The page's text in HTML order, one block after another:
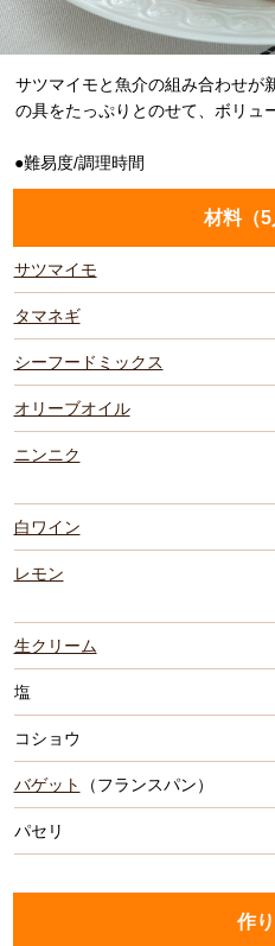
サツマイモと魚介の組み合わせが
の具をたっぷりとのせて、ボリュ
●難易度/調理時間
材料（5
サツマイモ
タマネギ
シーフードミックス
オリーブオイル
ニンニク
白ワイン
レモン
生クリーム
塩
コショウ
バゲット （フランスパン）
パセリ
作